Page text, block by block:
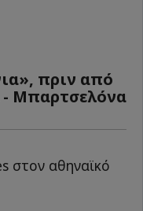
πριν από
- Μπαρτσελόνα